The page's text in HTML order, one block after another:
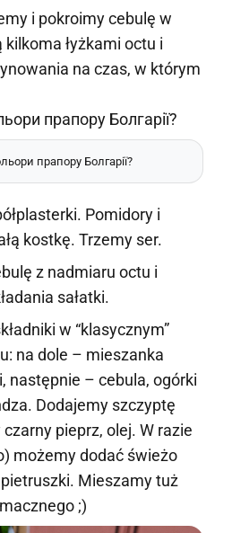
i pokroimy cebulę w
łyżkami octu i
na czas, w którym
прапору Болгарії?
Pomidory i
kostkę. Trzemy ser.
z nadmiaru octu i
sałatki.
w “klasycznym”
na dole – mieszanka
następnie – cebula, ogórki
Dodajemy szczyptę
pieprz, olej. W razie
możemy dodać świeżo
Mieszamy tuż
;)